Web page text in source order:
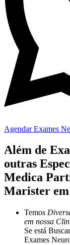
Agendar Exames
Além de
outras
Medica
Marister
Temos
em nossa
Se está
Exames